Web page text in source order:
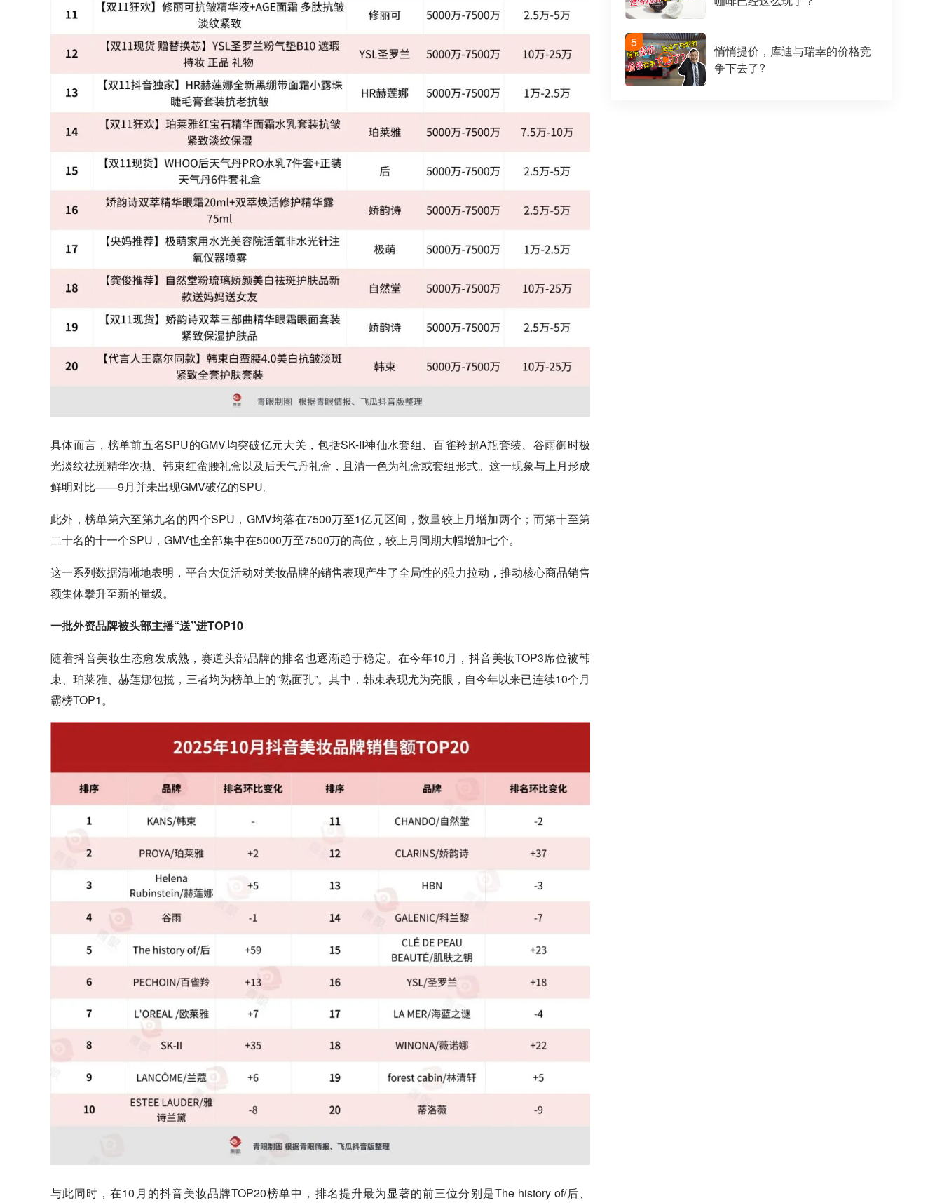
具体而言，榜单前五名SPU的GMV均突破亿元大关，包括SK-II神仙水套组、百雀羚超A瓶套装、谷雨御时极
光淡纹祛斑精华次抛、韩束红蛮腰礼盒以及后天气丹礼盒，且清一色为礼盒或套组形式。这一现象与上月形成
鲜明对比——9月并未出现GMV破亿的SPU。
此外，榜单第六至第九名的四个SPU，GMV均落在7500万至1亿元区间，数量较上月增加两个；而第十至第
二十名的十一个SPU，GMV也全部集中在5000万至7500万的高位，较上月同期大幅增加七个。
这一系列数据清晰地表明，平台大促活动对美妆品牌的销售表现产生了全局性的强力拉动，推动核心商品销售
额集体攀升至新的量级。
一批外资品牌被头部主播“送”进TOP10
随着抖音美妆生态愈发成熟，赛道头部品牌的排名也逐渐趋于稳定。在今年10月，抖音美妆TOP3席位被韩
束、珀莱雅、赫莲娜包揽，三者均为榜单上的“熟面孔”。其中，韩束表现尤为亮眼，自今年以来已连续10个月
霸榜TOP1。
与此同时，在10月的抖音美妆品牌TOP20榜单中，排名提升最为显著的前三位分别是The history of/后、
5
悄悄提价，库迪与瑞幸的价格竞
争下去了?